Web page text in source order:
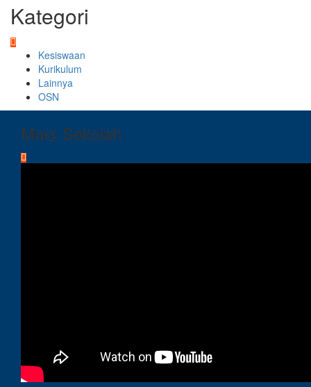
Kategori
Kesiswaan
Kurikulum
Lainnya
OSN
Mars Sekolah